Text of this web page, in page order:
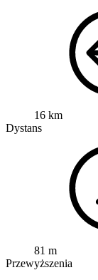
16 km
Dystans
81 m
Przewyższenia